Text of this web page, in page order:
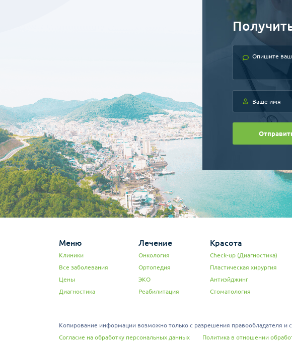
Меню
Клиники
Все заболевания
Цены
Диагностика
Лечение
Онкология
Ортопедия
ЭКО
Реабилитация
Красота
Check-up (Диагностика)
Пластическая хирургия
Антиэйджинг
Стоматология
Копирование информации возможно только с разрешения правообладателя и с
Согласие на обработку персональных данных
Политика в отношении